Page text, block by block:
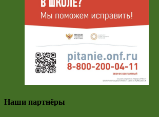
Наши партнёры